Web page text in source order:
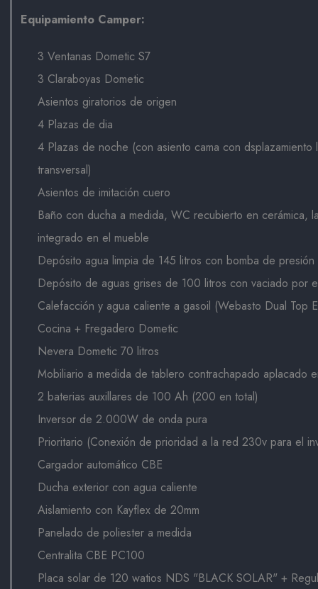
Equipamiento Camper:
3 Ventanas Dometic S7
3 Claraboyas Dometic
Asientos giratorios de origen
4 Plazas de dia
4 Plazas de noche (con asiento cama con dsplazamiento
transversal)
Asientos de imitación cuero
Baño con ducha a medida, WC recubierto en cerámica,
integrado en el mueble
Depósito agua limpia de 145 litros con bomba de presión
Depósito de aguas grises de 100 litros con vaciado por
Calefacción y agua caliente a gasoil (Webasto Dual Top
Cocina + Fregadero Dometic
Nevera Dometic 70 litros
Mobiliario a medida de tablero contrachapado aplacado
2 baterias auxillares de 100 Ah (200 en total)
Inversor de 2.000W de onda pura
Prioritario (Conexión de prioridad a la red 230v para el
Cargador automático CBE
Ducha exterior con agua caliente
Aislamiento con Kayflex de 20mm
Panelado de poliester a medida
Centralita CBE PC100
Placa solar de 120 watios NDS "BLACK SOLAR" +